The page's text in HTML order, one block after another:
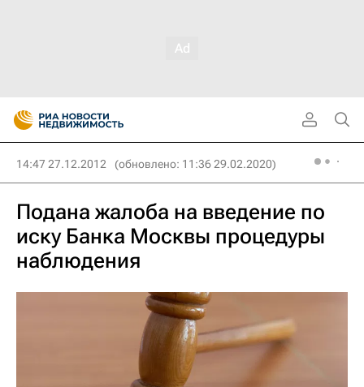
14:47 27.12.2012 (обновлено: 11:36 29.02.2020)
Подана жалоба на введение по
иску Банка Москвы процедуры
наблюдения